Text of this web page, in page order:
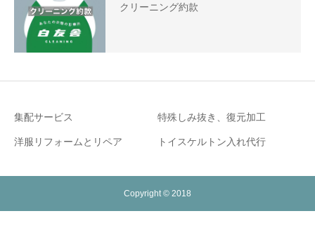
クリーニング約款
集配サービス 特殊しみ抜き、復元加工
洋服リフォームとリペア トイスケルトン入れ代行
Copyright © 2018